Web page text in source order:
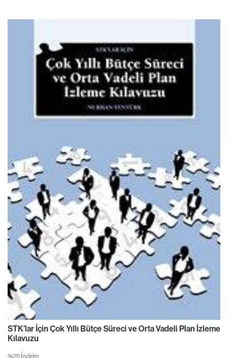
STK’lar İçin Çok Yıllı Bütçe Süreci ve Orta Vadeli Plan İzleme
Kılavuzu
%25 İndirim